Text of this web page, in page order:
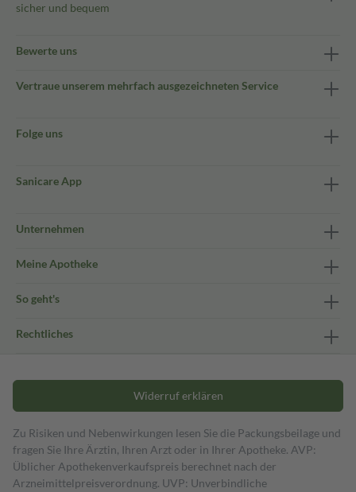
sicher und bequem
Bewerte uns
Vertraue unserem mehrfach ausgezeichneten Service
Folge uns
Sanicare App
Unternehmen
Meine Apotheke
So geht's
Rechtliches
Widerruf erklären
Zu Risiken und Nebenwirkungen lesen Sie die Packungsbeilage und
fragen Sie Ihre Ärztin, Ihren Arzt oder in Ihrer Apotheke. AVP:
Üblicher Apothekenverkaufspreis berechnet nach der
Arzneimittelpreisverordnung. UVP: Unverbindliche